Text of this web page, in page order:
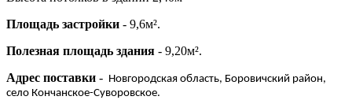
Площадь застройки - 9,6м².
Полезная площадь здания - 9,20м².
Адрес поставки - Новгородская область, Боровичский район,
село Кончанское-Суворовское.